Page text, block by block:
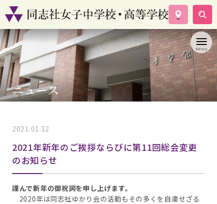
学校案内
コース紹介
学校生活
入試情報
資料請求
ニュース
2021.01.12
2021年新年のご挨拶ならびに第11回総会変更
のお知らせ
謹んで新年の御祝詞を申し上げます。
2020年は同志社ゆかり会の活動もその多くを自粛せざる